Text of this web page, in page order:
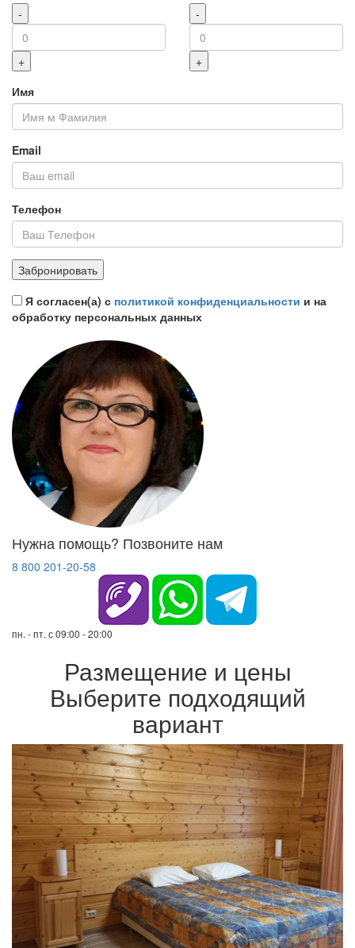
Имя
Email
Телефон
Я согласен(а) с политикой конфиденциальности и на
обработку персональных данных
Нужна помощь? Позвоните нам
8 800 201-20-58
пн. - пт. с 09:00 - 20:00
Размещение и цены
Выберите подходящий
вариант